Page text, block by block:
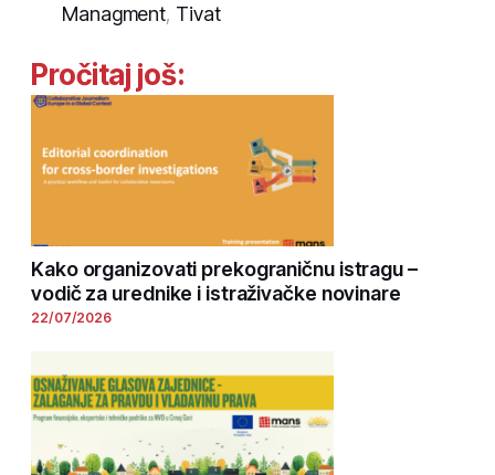
Managment, Tivat
Pročitaj još:
Kako organizovati prekograničnu istragu –
vodič za urednike i istraživačke novinare
22/07/2026